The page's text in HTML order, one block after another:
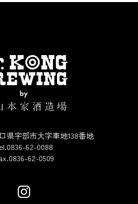
県宇部市大字車地138番地
62-0088
62-0509